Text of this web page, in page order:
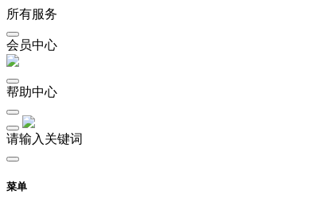
所有服务
会员中心
帮助中心
请输入关键词
菜单